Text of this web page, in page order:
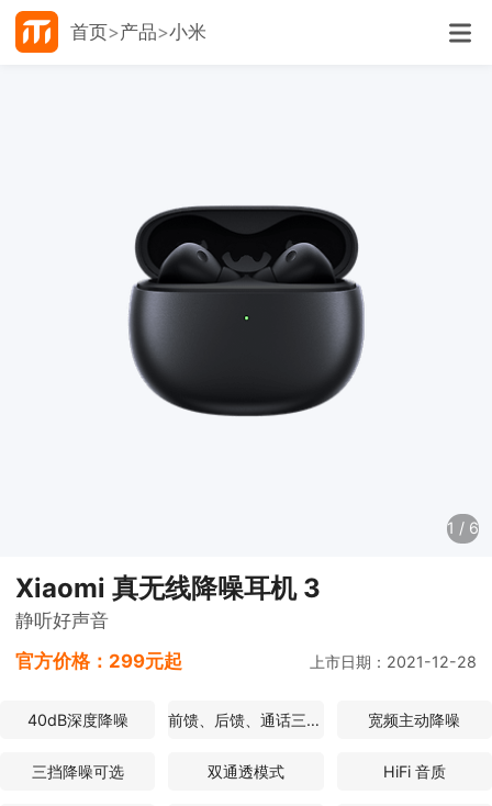
首页 产品 小米
1 / 6
Xiaomi 真无线降噪耳机 3
静听好声音
官方价格： 299元起 上市日期：2021-12-28
40dB深度降噪 前馈、后馈、通话三个麦克风 宽频主动降噪
三挡降噪可选 双通透模式 HiFi 音质